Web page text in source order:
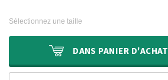
Sélectionnez une taille
DANS PANIER D'ACHAT